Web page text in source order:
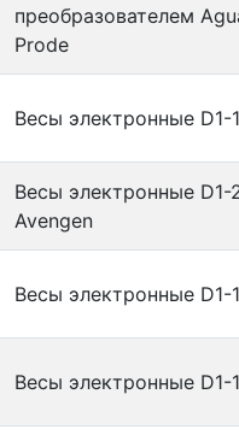
преобразователем
Prode
Весы электронные D1-
Весы электронные D1-
Avengen
Весы электронные D1-
Весы электронные D1-